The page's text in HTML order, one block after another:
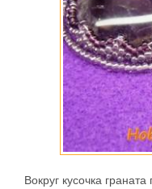
Вокруг кусочка